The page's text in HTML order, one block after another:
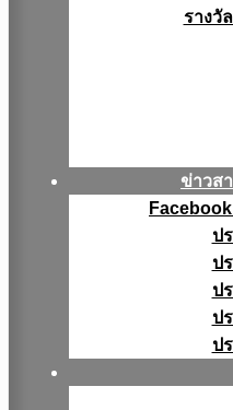
รางวั
ข่าวส
ป
ป
ป
ป
ป